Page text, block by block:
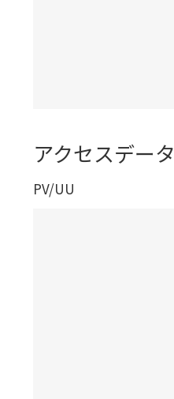
アクセスデータ
PV/UU